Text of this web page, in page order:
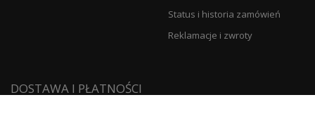
Status i historia zamówień
Reklamacje i zwroty
DOSTAWA I PŁATNOŚCI